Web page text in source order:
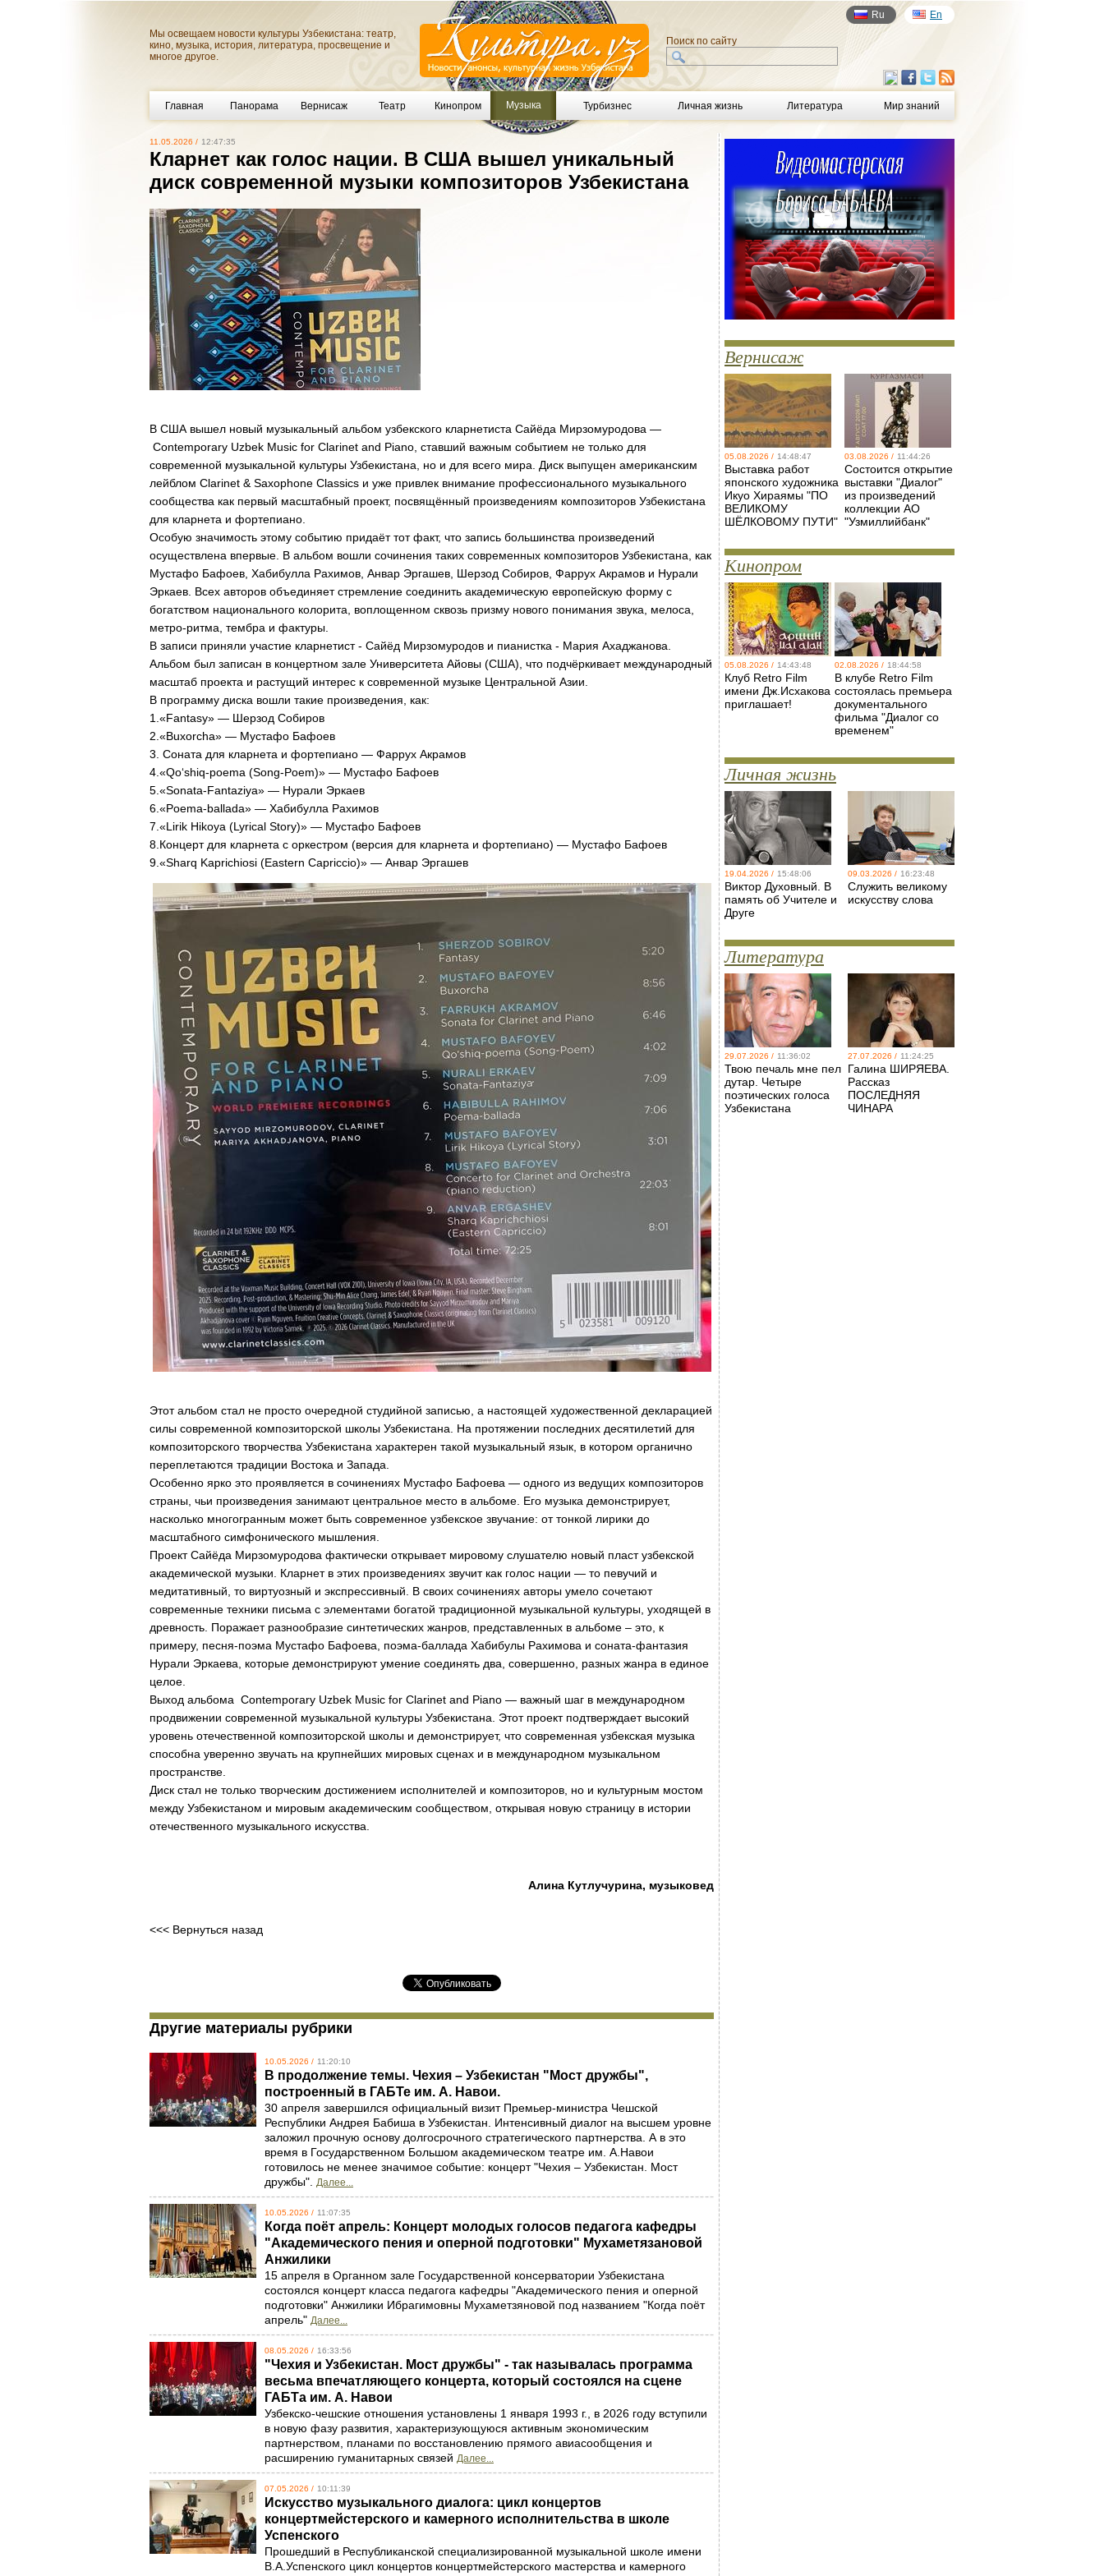
Мы освещаем новости культуры Узбекистана: театр,
кино, музыка, история, литература, просвещение и
многое другое.
Ru En
Поиск по сайту
Главная Панорама Вернисаж Театр Кинопром Музыка Турбизнес Личная жизнь Литература Мир знаний
11.05.2026 / 12:47:35
Кларнет как голос нации. В США вышел уникальный
диск современной музыки композиторов Узбекистана
В США вышел новый музыкальный альбом узбекского кларнетиста Сайёда Мирзомуродова —
Contemporary Uzbek Music for Clarinet and Piano , ставший важным событием не только для
современной музыкальной культуры Узбекистана, но и для всего мира. Диск выпущен американским
лейблом Clarinet & Saxophone Classics и уже привлек внимание профессионального музыкального
сообщества как первый масштабный проект, посвящённый произведениям композиторов Узбекистана
для кларнета и фортепиано.
Особую значимость этому событию придаёт тот факт, что запись большинства произведений
осуществлена впервые. В альбом вошли сочинения таких современных композиторов Узбекистана, как
Мустафо Бафоев, Хабибулла Рахимов, Анвар Эргашев, Шерзод Собиров, Фаррух Акрамов и Нурали
Эркаев. Всех авторов объединяет стремление соединить академическую европейскую форму с
богатством национального колорита, воплощенном сквозь призму нового понимания звука, мелоса,
метро-ритма, тембра и фактуры.
В записи приняли участие кларнетист - Сайёд Мирзомуродов и пианистка - Мария Ахаджанова.
Альбом был записан в концертном зале Университета Айовы (США), что подчёркивает международный
масштаб проекта и растущий интерес к современной музыке Центральной Азии.
В программу диска вошли такие произведения, как:
1.«Fantasy» — Шерзод Собиров
2.«Buxorcha» — Мустафо Бафоев
3. Соната для кларнета и фортепиано — Фаррух Акрамов
4.«Qo‘shiq-poema (Song-Poem)» — Мустафо Бафоев
5.«Sonata-Fantaziya» — Нурали Эркаев
6.«Poema-ballada» — Хабибулла Рахимов
7.«Lirik Hikoya (Lyrical Story)» — Мустафо Бафоев
8.Концерт для кларнета с оркестром (версия для кларнета и фортепиано) — Мустафо Бафоев
9.«Sharq Kaprichiosi (Eastern Capriccio)» — Анвар Эргашев
Этот альбом стал не просто очередной студийной записью, а настоящей художественной декларацией
силы современной композиторской школы Узбекистана. На протяжении последних десятилетий для
композиторского творчества Узбекистана характерен такой музыкальный язык, в котором органично
переплетаются традиции Востока и Запада.
Особенно ярко это проявляется в сочинениях Мустафо Бафоева — одного из ведущих композиторов
страны, чьи произведения занимают центральное место в альбоме. Его музыка демонстрирует,
насколько многогранным может быть современное узбекское звучание: от тонкой лирики до
масштабного симфонического мышления.
Проект Сайёда Мирзомуродова фактически открывает мировому слушателю новый пласт узбекской
академической музыки. Кларнет в этих произведениях звучит как голос нации — то певучий и
медитативный, то виртуозный и экспрессивный. В своих сочинениях авторы умело сочетают
современные техники письма с элементами богатой традиционной музыкальной культуры, уходящей в
древность. Поражает разнообразие синтетических жанров, представленных в альбоме – это, к
примеру, песня-поэма Мустафо Бафоева, поэма-баллада Хабибулы Рахимова и соната-фантазия
Нурали Эркаева, которые демонстрируют умение соединять два, совершенно, разных жанра в единое
целое.
Выход альбома Contemporary Uzbek Music for Clarinet and Piano — важный шаг в международном
продвижении современной музыкальной культуры Узбекистана. Этот проект подтверждает высокий
уровень отечественной композиторской школы и демонстрирует, что современная узбекская музыка
способна уверенно звучать на крупнейших мировых сценах и в международном музыкальном
пространстве.
Диск стал не только творческим достижением исполнителей и композиторов, но и культурным мостом
между Узбекистаном и мировым академическим сообществом, открывая новую страницу в истории
отечественного музыкального искусства.
Алина Кутлучурина, музыковед
<<< Вернуться назад
Другие материалы рубрики
10.05.2026 / 11:20:10
В продолжение темы. Чехия – Узбекистан "Мост дружбы",
построенный в ГАБТе им. А. Навои.
30 апреля завершился официальный визит Премьер-министра Чешской
Республики Андрея Бабиша в Узбекистан. Интенсивный диалог на высшем уровне
заложил прочную основу долгосрочного стратегического партнерства. А в это
время в Государственном Большом академическом театре им. А.Навои
готовилось не менее значимое событие: концерт "Чехия – Узбекистан. Мост
дружбы". Далее...
10.05.2026 / 11:07:35
Когда поёт апрель: Концерт молодых голосов педагога кафедры
"Академического пения и оперной подготовки" Мухаметязановой
Анжилики
15 апреля в Органном зале Государственной консерватории Узбекистана
состоялся концерт класса педагога кафедры "Академического пения и оперной
подготовки" Анжилики Ибрагимовны Мухаметзяновой под названием "Когда поёт
апрель" Далее...
08.05.2026 / 16:33:56
"Чехия и Узбекистан. Мост дружбы" - так называлась программа
весьма впечатляющего концерта, который состоялся на сцене
ГАБТа им. А. Навои
Узбекско-чешские отношения установлены 1 января 1993 г., в 2026 году вступили
в новую фазу развития, характеризующуюся активным экономическим
партнерством, планами по восстановлению прямого авиасообщения и
расширению гуманитарных связей Далее...
07.05.2026 / 10:11:39
Искусство музыкального диалога: цикл концертов
концертмейстерского и камерного исполнительства в школе
Успенского
Прошедший в Республиканской специализированной музыкальной школе имени
В.А.Успенского цикл концертов концертмейстерского мастерства и камерного
Вернисаж
05.08.2026 / 14:48:47
Выставка работ
японского художника
Икуо Хираямы "ПО
ВЕЛИКОМУ
ШЁЛКОВОМУ ПУТИ"
03.08.2026 / 11:44:26
Состоится открытие
выставки "Диалог"
из произведений
коллекции АО
"Узмиллийбанк"
Кинопром
05.08.2026 / 14:43:48
Клуб Retro Film
имени Дж.Исхакова
приглашает!
02.08.2026 / 18:44:58
В клубе Retro Film
состоялась премьера
документального
фильма "Диалог со
временем"
Личная жизнь
19.04.2026 / 15:48:06
Виктор Духовный. В
память об Учителе и
Друге
09.03.2026 / 16:23:48
Служить великому
искусству слова
Литература
29.07.2026 / 11:36:02
Твою печаль мне пел
дутар. Четыре
поэтических голоса
Узбекистана
27.07.2026 / 11:24:25
Галина ШИРЯЕВА.
Рассказ
ПОСЛЕДНЯЯ
ЧИНАРА